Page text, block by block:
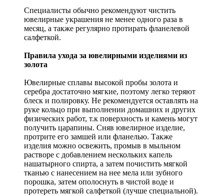
Специалисты обычно рекомендуют чистить
ювелирные украшения не менее одного раза в
месяц, а также регулярно протирать фланелевой
салфеткой.
Правила ухода за ювелирными изделиями из
золота
Ювелирные сплавы высокой пробы золота и
серебра достаточно мягкие, поэтому легко теряют
блеск и полировку. Не рекомендуется оставлять на
руке кольцо при выполнении домашних и других
физических работ, т.к поверхность и камень могут
получить царапины. Сняв ювелирное изделие,
протрите его замшей или фланелью. Также
изделия можно освежить, промыв в мыльном
растворе с добавлением нескольких капель
нашатырного спирта, а затем почистить мягкой
тканью с нанесением на нее мела или зубного
порошка, затем ополоснуть в чистой воде и
протереть мягкой салфеткой (лучше специальной).